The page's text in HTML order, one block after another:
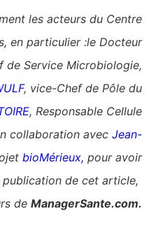
les acteurs du Centre
en particulier :le Docteur
de Service Microbiologie,
, vice-Chef de Pôle du
, Responsable Cellule
collaboration avec Jean-
bioMérieux, pour avoir
de cet article,
de ManagerSante.com.